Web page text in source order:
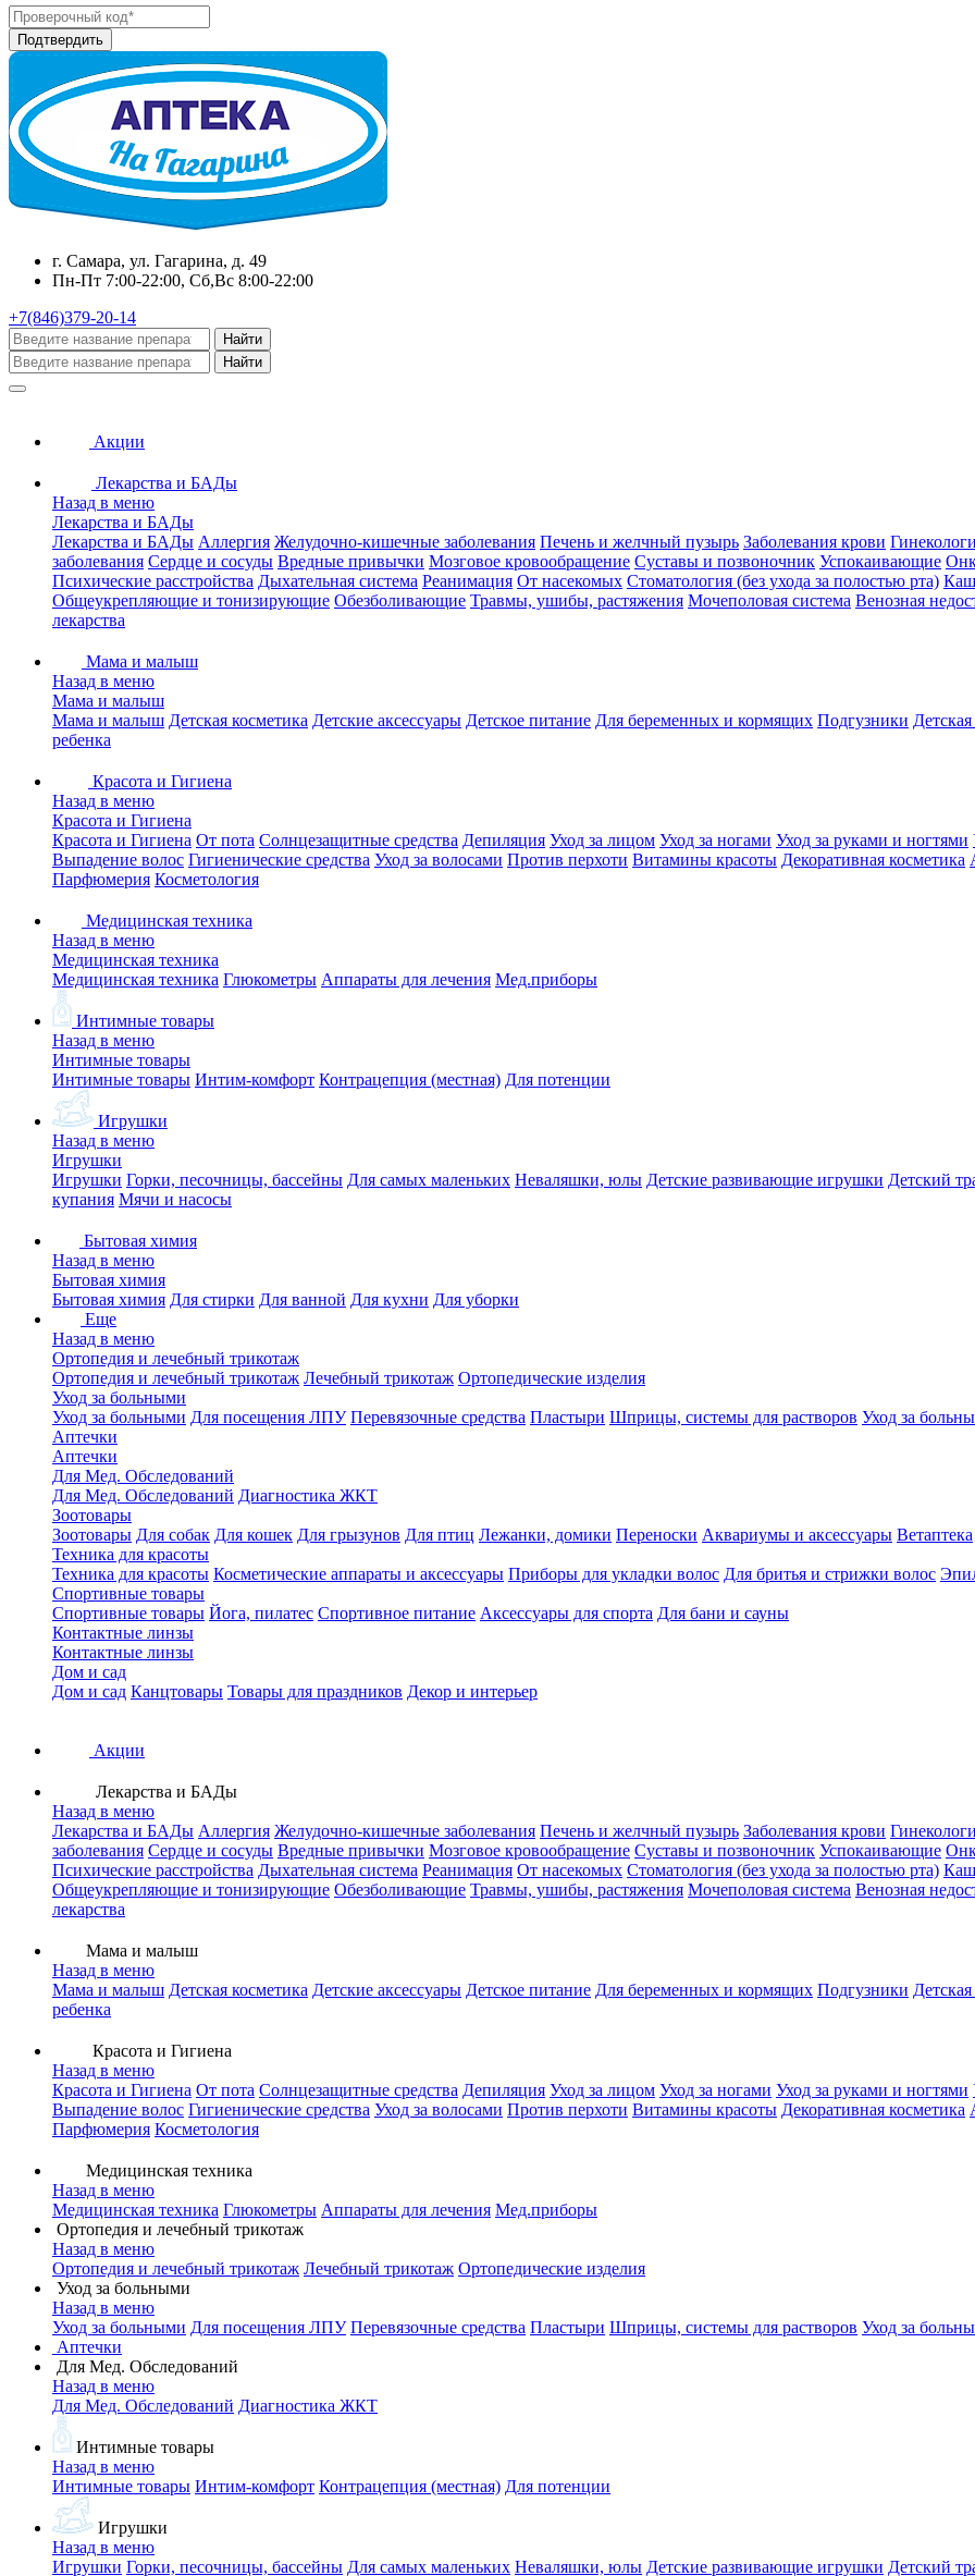
г. Самара, ул. Гагарина, д. 49
Пн-Пт 7:00-22:00, Сб,Вс 8:00-22:00
+7(846)379-20-14
Найти
Найти
Акции
Лекарства и БАДы
Назад в меню
Лекарства и БАДы
Лекарства и БАДы Аллергия Желудочно-кишечные заболевания Печень и желчный пузырь Заболевания крови
заболевания Сердце и сосуды Вредные привычки Мозговое кровообращение Суставы и позвоночник Успокаивающие
Психические расстройства Дыхательная система Реанимация От насекомых Стоматология (без ухода за полостью рта)
Общеукрепляющие и тонизирующие Обезболивающие Травмы, ушибы, растяжения Мочеполовая система Венозная
лекарства
Мама и малыш
Назад в меню
Мама и малыш
Мама и малыш Детская косметика Детские аксессуары Детское питание Для беременных и кормящих Подгузники
ребенка
Красота и Гигиена
Назад в меню
Красота и Гигиена
Красота и Гигиена От пота Солнцезащитные средства Депиляция Уход за лицом Уход за ногами Уход за руками и ногтями
Выпадение волос Гигиенические средства Уход за волосами Против перхоти Витамины красоты Декоративная косметика
Парфюмерия Косметология
Медицинская техника
Назад в меню
Медицинская техника
Медицинская техника Глюкометры Аппараты для лечения Мед.приборы
Интимные товары
Назад в меню
Интимные товары
Интимные товары Интим-комфорт Контрацепция (местная) Для потенции
Игрушки
Назад в меню
Игрушки
Игрушки Горки, песочницы, бассейны Для самых маленьких Неваляшки, юлы Детские развивающие игрушки Детский
купания Мячи и насосы
Бытовая химия
Назад в меню
Бытовая химия
Бытовая химия Для стирки Для ванной Для кухни Для уборки
Еще
Назад в меню
Ортопедия и лечебный трикотаж
Ортопедия и лечебный трикотаж Лечебный трикотаж Ортопедические изделия
Уход за больными
Уход за больными Для посещения ЛПУ Перевязочные средства Пластыри Шприцы, системы для растворов Уход за
Аптечки
Аптечки
Для Мед. Обследований
Для Мед. Обследований Диагностика ЖКТ
Зоотовары
Зоотовары Для собак Для кошек Для грызунов Для птиц Лежанки, домики Переноски Аквариумы и аксессуары Ветаптека
Техника для красоты
Техника для красоты Косметические аппараты и аксессуары Приборы для укладки волос Для бритья и стрижки волос
Спортивные товары
Спортивные товары Йога, пилатес Спортивное питание Аксессуары для спорта Для бани и сауны
Контактные линзы
Контактные линзы
Дом и сад
Дом и сад Канцтовары Товары для праздников Декор и интерьер
Акции
Лекарства и БАДы
Назад в меню
Лекарства и БАДы Аллергия Желудочно-кишечные заболевания Печень и желчный пузырь Заболевания крови
заболевания Сердце и сосуды Вредные привычки Мозговое кровообращение Суставы и позвоночник Успокаивающие
Психические расстройства Дыхательная система Реанимация От насекомых Стоматология (без ухода за полостью рта)
Общеукрепляющие и тонизирующие Обезболивающие Травмы, ушибы, растяжения Мочеполовая система Венозная
лекарства
Мама и малыш
Назад в меню
Мама и малыш Детская косметика Детские аксессуары Детское питание Для беременных и кормящих Подгузники
ребенка
Красота и Гигиена
Назад в меню
Красота и Гигиена От пота Солнцезащитные средства Депиляция Уход за лицом Уход за ногами Уход за руками и ногтями
Выпадение волос Гигиенические средства Уход за волосами Против перхоти Витамины красоты Декоративная косметика
Парфюмерия Косметология
Медицинская техника
Назад в меню
Медицинская техника Глюкометры Аппараты для лечения Мед.приборы
Ортопедия и лечебный трикотаж
Назад в меню
Ортопедия и лечебный трикотаж Лечебный трикотаж Ортопедические изделия
Уход за больными
Назад в меню
Уход за больными Для посещения ЛПУ Перевязочные средства Пластыри Шприцы, системы для растворов Уход за
Аптечки
Для Мед. Обследований
Назад в меню
Для Мед. Обследований Диагностика ЖКТ
Интимные товары
Назад в меню
Интимные товары Интим-комфорт Контрацепция (местная) Для потенции
Игрушки
Назад в меню
Игрушки Горки, песочницы, бассейны Для самых маленьких Неваляшки, юлы Детские развивающие игрушки Детский